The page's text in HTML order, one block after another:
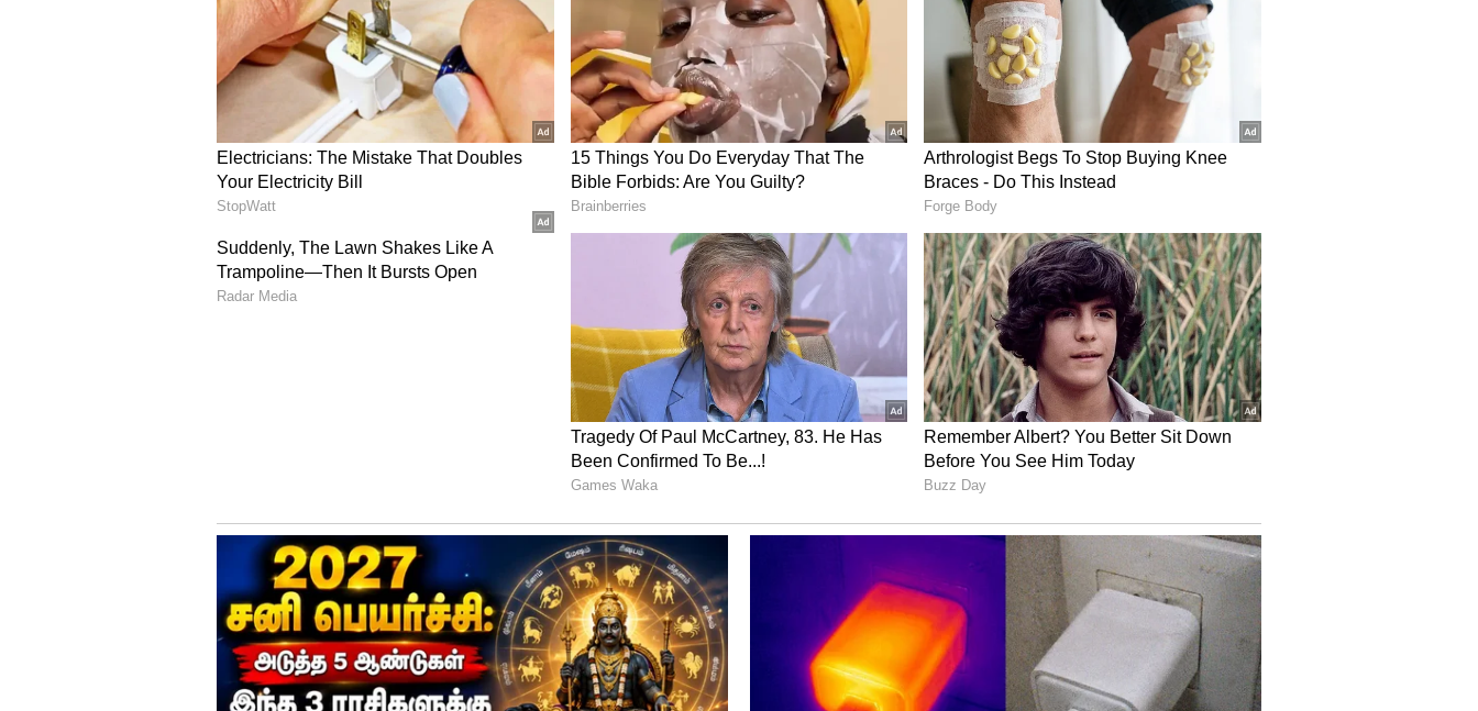
பத்திர நிதிகள், சமநிலை நிதிகள், பாதுகாப்பான நிதிகள் மற்றும் வளர்ச்சி
நிதிகள் ஆகியவை இதில் அடங்கும். இந்த நிதிகள் அனைத்தும் அவற்றுடன்
தொடர்புடைய சொந்த அபாயங்களைக் கொண்டுள்ளன. இருப்பினும்,
பாலிசிதாரர் ஒரு ஃபண்டைத் தேர்ந்தெடுத்த பிறகு அதை மாற்றலாம். இவற்றில்,
வளர்ச்சி நிதிகளில் அதிக வருமானம் பெறப்படுகிறது, ஏனெனில் இந்த
நிதியின் கீழ் 80 சதவிகிதம் வரை பங்குச் சந்தையில் முதலீடு செய்யப்படுகிறது,
அங்கு வருவாய் வாய்ப்பு அதிகமாக உள்ளது. இருப்பினும், சந்தை அபாயமும்
அதனுடன் தொடர்புடையது.
ஏசியாநெட் தமிழ் செய்திகளை உடனுக்கு உடன் Whatsapp Channel-லில்
பெறுவதற்கு கீழே கொடுக்கப்பட்டு இருக்கும் லிங்குடன் இணைந்து
channel/0029Va9TFCWB4hdYZOoYCK2D
இந்த திட்டம் 10, 15, 20 மற்றும் 25 ஆண்டுகளுக்கு வெவ்வேறு காலங்களுக்கு
கிடைக்கும். நீங்கள் 10 வருட காலத்திற்கு SIIP திட்டத்தை எடுத்து வளர்ச்சி
நிதியைத் தேர்வுசெய்தால் என்று வைத்துக்கொள்வோம். இத்திட்டத்தின் கீழ்,
ஒவ்வொரு ஆண்டும் ரூ.100,000 டெபாசிட் செய்தால், 10 ஆண்டுகளில் மொத்தம்
ரூ.10,00000 டெபாசிட் செய்யப்படும். முதிர்ச்சியின் போது, 15 சதவீத NAV
வளர்ச்சியைக் கருத்தில் கொண்டு மொத்தம் ரூ.19.3 லட்சத்தைப் பெறுவீர்கள்.
இருப்பினும், இது ஒரு சாத்தியமான கணக்கீடு.